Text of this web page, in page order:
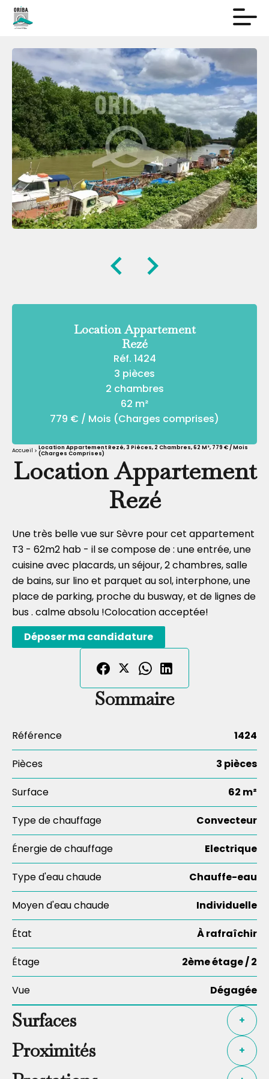
Location Appartement
Rezé
Réf. 1424
3 pièces
2 chambres
62 m²
779 € / Mois (Charges comprises)
Accueil
Location Appartement Rezé, 3 Pièces, 2 Chambres, 62 M², 779 € / Mois
(Charges Comprises)
Location Appartement
Rezé
Une très belle vue sur Sèvre pour cet appartement
T3 - 62m2 hab - il se compose de : une entrée, une
cuisine avec placards, un séjour, 2 chambres, salle
de bains, sur lino et parquet au sol, interphone, une
place de parking, proche du busway, et de lignes de
bus . calme absolu !Colocation acceptée!
Déposer ma candidature
Sommaire
Référence 1424
Pièces 3 pièces
Surface 62 m²
Type de chauffage Convecteur
Énergie de chauffage Electrique
Type d'eau chaude Chauffe-eau
Moyen d'eau chaude Individuelle
État À rafraîchir
Étage 2ème étage / 2
Vue Dégagée
Surfaces +
Proximités +